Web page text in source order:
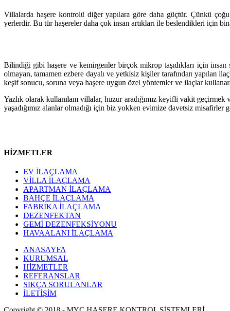
Villalarda haşere kontrolü diğer yapılara göre daha güçtür. Çünkü
yerlerdir. Bu tür haşereler daha çok insan artıkları ile beslendikleri için
Bilindiği gibi haşere ve kemirgenler birçok mikrop taşıdıkları için
olmayan, tamamen ezbere dayalı ve yetkisiz kişiler tarafından yapılan
keşif sonucu, soruna veya haşere uygun özel yöntemler ve ilaçlar
Yazlık olarak kullanılam villalar, huzur aradığımız keyifli vakit
yaşadığımız alanlar olmadığı için biz yokken evimize davetsiz misafirler
HİZMETLER
EV İLAÇLAMA
VİLLA İLAÇLAMA
APARTMAN İLAÇLAMA
BAHÇE İLAÇLAMA
FABRİKA İLAÇLAMA
DEZENFEKTAN
GEMİ DEZENFEKSİYONU
HAVAALANI İLAÇLAMA
ANASAYFA
KURUMSAL
HİZMETLER
REFERANSLAR
SIKÇA SORULANLAR
İLETİŞİM